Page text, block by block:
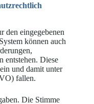
den eingegebenen
können auch
entstehen. Diese
und damit unter
fallen.
Die Stimme